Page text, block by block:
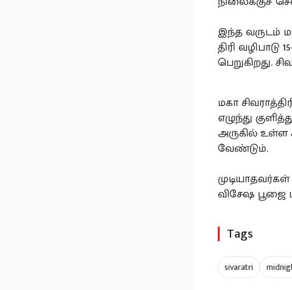
இந்த வருடம்
திரி
பெறுகிறது.
மகா
எழுந்து
அருகில் உள்ள
வேண்டும்.
விசேஷ
Tags
sivaratri